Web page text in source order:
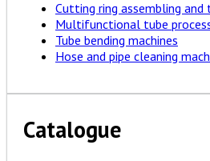
Cutting ring assembling and
Multifunctional tube
Tube bending machines
Hose and pipe cleaning
Catalogue